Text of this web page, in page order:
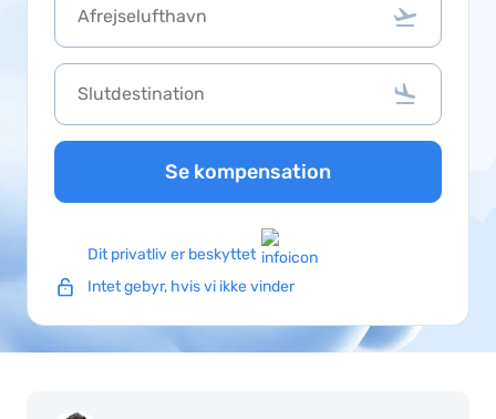
Se kompensation
Dit privatliv er beskyttet
Intet gebyr, hvis vi ikke vinder